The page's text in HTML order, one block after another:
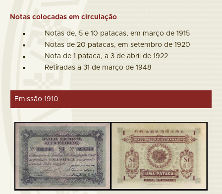
Notas colocadas em circulação
Notas de, 5 e 10 patacas, em março de 1915
Notas de 20 patacas, em setembro de 1920
Nota de 1 pataca, a 3 de abril de 1922
Retiradas a 31 de março de 1948
Emissão 1910